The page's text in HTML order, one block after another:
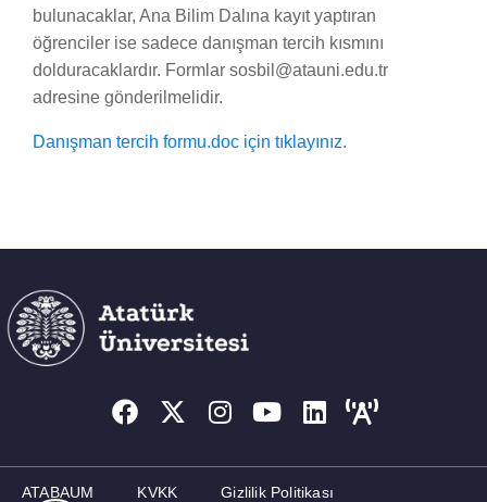
bulunacaklar, Ana Bilim Dalına kayıt yaptıran
öğrenciler ise sadece danışman tercih kısmını
dolduracaklardır. Formlar sosbil@atauni.edu.tr
adresine gönderilmelidir.
Danışman tercih formu.doc için tıklayınız.
ATABAUM KVKK Gizlilik Politikası